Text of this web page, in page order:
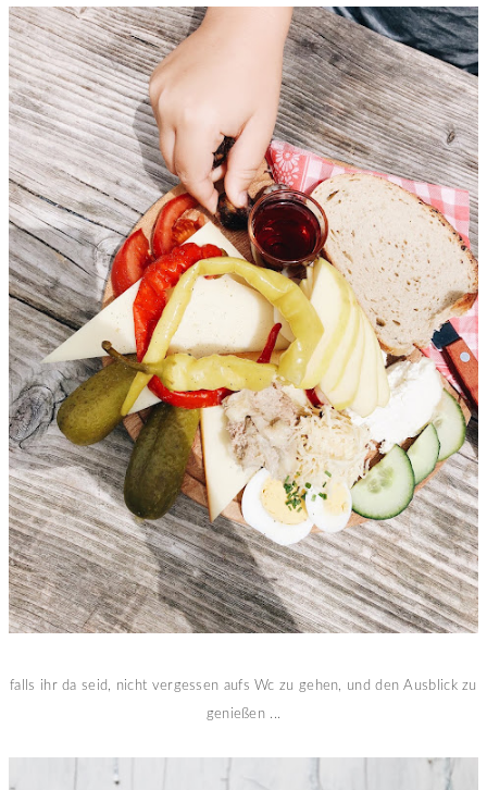
falls ihr da seid, nicht vergessen aufs Wc zu gehen, und den Ausblick zu
genießen ...